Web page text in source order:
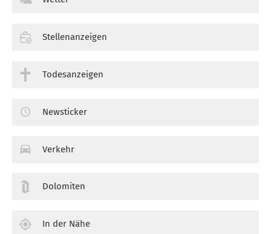
Stellenanzeigen
Todesanzeigen
Newsticker
Verkehr
Dolomiten
In der Nähe